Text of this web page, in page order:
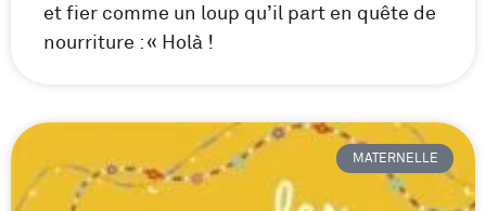
et fier comme un loup qu’il part en quête de
nourriture : « Holà !
MATERNELLE